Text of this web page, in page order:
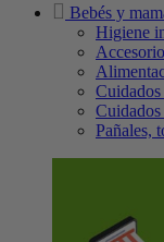
Bebés y
Higiene
Cuidados
Pañales,